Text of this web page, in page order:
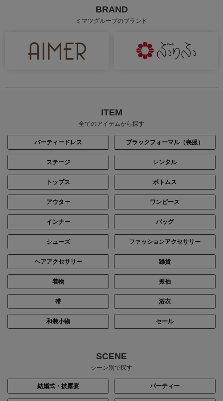
BRAND
ミマツグループのブランド
ITEM
全てのアイテムから探す
パーティードレス ブラックフォーマル（喪服）
ステージ レンタル
トップス ボトムス
アウター ワンピース
インナー バッグ
シューズ ファッションアクセサリー
ヘアアクセサリー 雑貨
着物 振袖
帯 浴衣
和装小物 セール
SCENE
シーン別で探す
結婚式・披露宴 パーティー